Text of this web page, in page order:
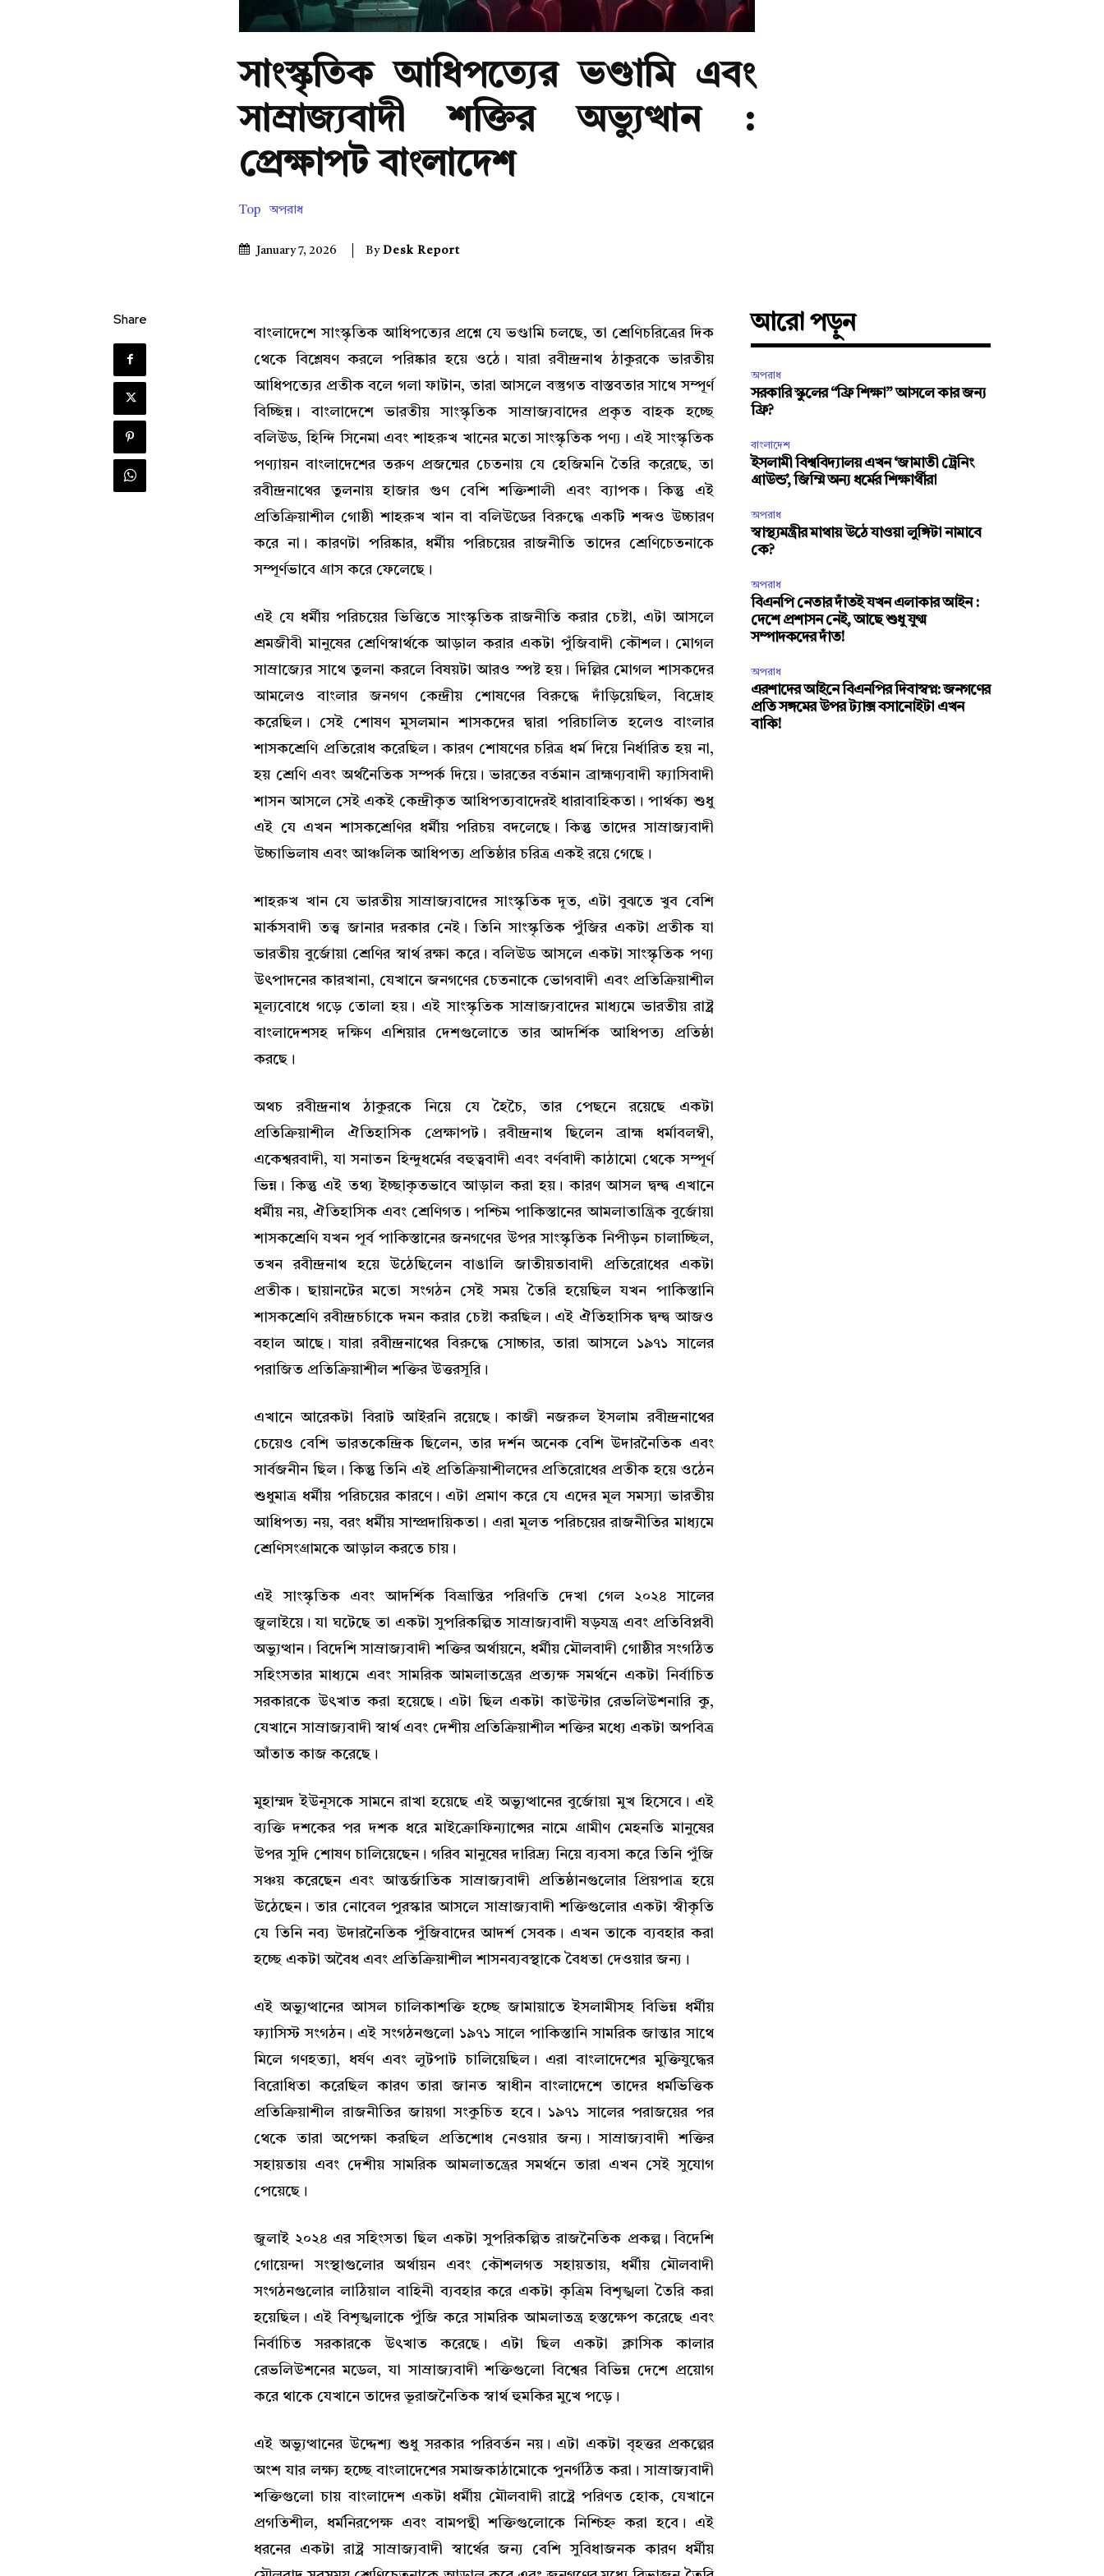
সাংস্কৃতিক আধিপত্যের ভণ্ডামি এবং
সাম্রাজ্যবাদী শক্তির অভ্যুত্থান :
প্রেক্ষাপট বাংলাদেশ
Top অপরাধ
January 7, 2026 By Desk Report
Share
বাংলাদেশে সাংস্কৃতিক আধিপত্যের প্রশ্নে যে ভণ্ডামি চলছে, তা শ্রেণিচরিত্রের দিক
থেকে বিশ্লেষণ করলে পরিষ্কার হয়ে ওঠে। যারা রবীন্দ্রনাথ ঠাকুরকে ভারতীয়
আধিপত্যের প্রতীক বলে গলা ফাটান, তারা আসলে বস্তুগত বাস্তবতার সাথে সম্পূর্ণ
বিচ্ছিন্ন। বাংলাদেশে ভারতীয় সাংস্কৃতিক সাম্রাজ্যবাদের প্রকৃত বাহক হচ্ছে
বলিউড, হিন্দি সিনেমা এবং শাহরুখ খানের মতো সাংস্কৃতিক পণ্য। এই সাংস্কৃতিক
পণ্যায়ন বাংলাদেশের তরুণ প্রজন্মের চেতনায় যে হেজিমনি তৈরি করেছে, তা
রবীন্দ্রনাথের তুলনায় হাজার গুণ বেশি শক্তিশালী এবং ব্যাপক। কিন্তু এই
প্রতিক্রিয়াশীল গোষ্ঠী শাহরুখ খান বা বলিউডের বিরুদ্ধে একটি শব্দও উচ্চারণ
করে না। কারণটা পরিষ্কার, ধর্মীয় পরিচয়ের রাজনীতি তাদের শ্রেণিচেতনাকে
সম্পূর্ণভাবে গ্রাস করে ফেলেছে।
এই যে ধর্মীয় পরিচয়ের ভিত্তিতে সাংস্কৃতিক রাজনীতি করার চেষ্টা, এটা আসলে
শ্রমজীবী মানুষের শ্রেণিস্বার্থকে আড়াল করার একটা পুঁজিবাদী কৌশল। মোগল
সাম্রাজ্যের সাথে তুলনা করলে বিষয়টা আরও স্পষ্ট হয়। দিল্লির মোগল শাসকদের
আমলেও বাংলার জনগণ কেন্দ্রীয় শোষণের বিরুদ্ধে দাঁড়িয়েছিল, বিদ্রোহ
করেছিল। সেই শোষণ মুসলমান শাসকদের দ্বারা পরিচালিত হলেও বাংলার
শাসকশ্রেণি প্রতিরোধ করেছিল। কারণ শোষণের চরিত্র ধর্ম দিয়ে নির্ধারিত হয় না,
হয় শ্রেণি এবং অর্থনৈতিক সম্পর্ক দিয়ে। ভারতের বর্তমান ব্রাহ্মণ্যবাদী ফ্যাসিবাদী
শাসন আসলে সেই একই কেন্দ্রীকৃত আধিপত্যবাদেরই ধারাবাহিকতা। পার্থক্য শুধু
এই যে এখন শাসকশ্রেণির ধর্মীয় পরিচয় বদলেছে। কিন্তু তাদের সাম্রাজ্যবাদী
উচ্চাভিলাষ এবং আঞ্চলিক আধিপত্য প্রতিষ্ঠার চরিত্র একই রয়ে গেছে।
শাহরুখ খান যে ভারতীয় সাম্রাজ্যবাদের সাংস্কৃতিক দূত, এটা বুঝতে খুব বেশি
মার্কসবাদী তত্ত্ব জানার দরকার নেই। তিনি সাংস্কৃতিক পুঁজির একটা প্রতীক যা
ভারতীয় বুর্জোয়া শ্রেণির স্বার্থ রক্ষা করে। বলিউড আসলে একটা সাংস্কৃতিক পণ্য
উৎপাদনের কারখানা, যেখানে জনগণের চেতনাকে ভোগবাদী এবং প্রতিক্রিয়াশীল
মূল্যবোধে গড়ে তোলা হয়। এই সাংস্কৃতিক সাম্রাজ্যবাদের মাধ্যমে ভারতীয় রাষ্ট্র
বাংলাদেশসহ দক্ষিণ এশিয়ার দেশগুলোতে তার আদর্শিক আধিপত্য প্রতিষ্ঠা
করছে।
অথচ রবীন্দ্রনাথ ঠাকুরকে নিয়ে যে হৈচৈ, তার পেছনে রয়েছে একটা
প্রতিক্রিয়াশীল ঐতিহাসিক প্রেক্ষাপট। রবীন্দ্রনাথ ছিলেন ব্রাহ্ম ধর্মাবলম্বী,
একেশ্বরবাদী, যা সনাতন হিন্দুধর্মের বহুত্ববাদী এবং বর্ণবাদী কাঠামো থেকে সম্পূর্ণ
ভিন্ন। কিন্তু এই তথ্য ইচ্ছাকৃতভাবে আড়াল করা হয়। কারণ আসল দ্বন্দ্ব এখানে
ধর্মীয় নয়, ঐতিহাসিক এবং শ্রেণিগত। পশ্চিম পাকিস্তানের আমলাতান্ত্রিক বুর্জোয়া
শাসকশ্রেণি যখন পূর্ব পাকিস্তানের জনগণের উপর সাংস্কৃতিক নিপীড়ন চালাচ্ছিল,
তখন রবীন্দ্রনাথ হয়ে উঠেছিলেন বাঙালি জাতীয়তাবাদী প্রতিরোধের একটা
প্রতীক। ছায়ানটের মতো সংগঠন সেই সময় তৈরি হয়েছিল যখন পাকিস্তানি
শাসকশ্রেণি রবীন্দ্রচর্চাকে দমন করার চেষ্টা করছিল। এই ঐতিহাসিক দ্বন্দ্ব আজও
বহাল আছে। যারা রবীন্দ্রনাথের বিরুদ্ধে সোচ্চার, তারা আসলে ১৯৭১ সালের
পরাজিত প্রতিক্রিয়াশীল শক্তির উত্তরসূরি।
এখানে আরেকটা বিরাট আইরনি রয়েছে। কাজী নজরুল ইসলাম রবীন্দ্রনাথের
চেয়েও বেশি ভারতকেন্দ্রিক ছিলেন, তার দর্শন অনেক বেশি উদারনৈতিক এবং
সার্বজনীন ছিল। কিন্তু তিনি এই প্রতিক্রিয়াশীলদের প্রতিরোধের প্রতীক হয়ে ওঠেন
শুধুমাত্র ধর্মীয় পরিচয়ের কারণে। এটা প্রমাণ করে যে এদের মূল সমস্যা ভারতীয়
আধিপত্য নয়, বরং ধর্মীয় সাম্প্রদায়িকতা। এরা মূলত পরিচয়ের রাজনীতির মাধ্যমে
শ্রেণিসংগ্রামকে আড়াল করতে চায়।
এই সাংস্কৃতিক এবং আদর্শিক বিভ্রান্তির পরিণতি দেখা গেল ২০২৪ সালের
জুলাইয়ে। যা ঘটেছে তা একটা সুপরিকল্পিত সাম্রাজ্যবাদী ষড়যন্ত্র এবং প্রতিবিপ্লবী
অভ্যুত্থান। বিদেশি সাম্রাজ্যবাদী শক্তির অর্থায়নে, ধর্মীয় মৌলবাদী গোষ্ঠীর সংগঠিত
সহিংসতার মাধ্যমে এবং সামরিক আমলাতন্ত্রের প্রত্যক্ষ সমর্থনে একটা নির্বাচিত
সরকারকে উৎখাত করা হয়েছে। এটা ছিল একটা কাউন্টার রেভলিউশনারি কু,
যেখানে সাম্রাজ্যবাদী স্বার্থ এবং দেশীয় প্রতিক্রিয়াশীল শক্তির মধ্যে একটা অপবিত্র
আঁতাত কাজ করেছে।
মুহাম্মদ ইউনূসকে সামনে রাখা হয়েছে এই অভ্যুত্থানের বুর্জোয়া মুখ হিসেবে। এই
ব্যক্তি দশকের পর দশক ধরে মাইক্রোফিন্যান্সের নামে গ্রামীণ মেহনতি মানুষের
উপর সুদি শোষণ চালিয়েছেন। গরিব মানুষের দারিদ্র্য নিয়ে ব্যবসা করে তিনি পুঁজি
সঞ্চয় করেছেন এবং আন্তর্জাতিক সাম্রাজ্যবাদী প্রতিষ্ঠানগুলোর প্রিয়পাত্র হয়ে
উঠেছেন। তার নোবেল পুরস্কার আসলে সাম্রাজ্যবাদী শক্তিগুলোর একটা স্বীকৃতি
যে তিনি নব্য উদারনৈতিক পুঁজিবাদের আদর্শ সেবক। এখন তাকে ব্যবহার করা
হচ্ছে একটা অবৈধ এবং প্রতিক্রিয়াশীল শাসনব্যবস্থাকে বৈধতা দেওয়ার জন্য।
এই অভ্যুত্থানের আসল চালিকাশক্তি হচ্ছে জামায়াতে ইসলামীসহ বিভিন্ন ধর্মীয়
ফ্যাসিস্ট সংগঠন। এই সংগঠনগুলো ১৯৭১ সালে পাকিস্তানি সামরিক জান্তার সাথে
মিলে গণহত্যা, ধর্ষণ এবং লুটপাট চালিয়েছিল। এরা বাংলাদেশের মুক্তিযুদ্ধের
বিরোধিতা করেছিল কারণ তারা জানত স্বাধীন বাংলাদেশে তাদের ধর্মভিত্তিক
প্রতিক্রিয়াশীল রাজনীতির জায়গা সংকুচিত হবে। ১৯৭১ সালের পরাজয়ের পর
থেকে তারা অপেক্ষা করছিল প্রতিশোধ নেওয়ার জন্য। সাম্রাজ্যবাদী শক্তির
সহায়তায় এবং দেশীয় সামরিক আমলাতন্ত্রের সমর্থনে তারা এখন সেই সুযোগ
পেয়েছে।
জুলাই ২০২৪ এর সহিংসতা ছিল একটা সুপরিকল্পিত রাজনৈতিক প্রকল্প। বিদেশি
গোয়েন্দা সংস্থাগুলোর অর্থায়ন এবং কৌশলগত সহায়তায়, ধর্মীয় মৌলবাদী
সংগঠনগুলোর লাঠিয়াল বাহিনী ব্যবহার করে একটা কৃত্রিম বিশৃঙ্খলা তৈরি করা
হয়েছিল। এই বিশৃঙ্খলাকে পুঁজি করে সামরিক আমলাতন্ত্র হস্তক্ষেপ করেছে এবং
নির্বাচিত সরকারকে উৎখাত করেছে। এটা ছিল একটা ক্লাসিক কালার
রেভলিউশনের মডেল, যা সাম্রাজ্যবাদী শক্তিগুলো বিশ্বের বিভিন্ন দেশে প্রয়োগ
করে থাকে যেখানে তাদের ভূরাজনৈতিক স্বার্থ হুমকির মুখে পড়ে।
এই অভ্যুত্থানের উদ্দেশ্য শুধু সরকার পরিবর্তন নয়। এটা একটা বৃহত্তর প্রকল্পের
অংশ যার লক্ষ্য হচ্ছে বাংলাদেশের সমাজকাঠামোকে পুনর্গঠিত করা। সাম্রাজ্যবাদী
শক্তিগুলো চায় বাংলাদেশ একটা ধর্মীয় মৌলবাদী রাষ্ট্রে পরিণত হোক, যেখানে
প্রগতিশীল, ধর্মনিরপেক্ষ এবং বামপন্থী শক্তিগুলোকে নিশ্চিহ্ন করা হবে। এই
ধরনের একটা রাষ্ট্র সাম্রাজ্যবাদী স্বার্থের জন্য বেশি সুবিধাজনক কারণ ধর্মীয়
আরো পড়ুন
অপরাধ
সরকারি স্কুলের “ফ্রি শিক্ষা” আসলে কার জন্য
ফ্রি?
বাংলাদেশ
ইসলামী বিশ্ববিদ্যালয় এখন ‘জামাতী ট্রেনিং
গ্রাউন্ড’, জিম্মি অন্য ধর্মের শিক্ষার্থীরা
অপরাধ
স্বাস্থ্যমন্ত্রীর মাথায় উঠে যাওয়া লুঙ্গিটা নামাবে
কে?
অপরাধ
বিএনপি নেতার দাঁতই যখন এলাকার আইন :
দেশে প্রশাসন নেই, আছে শুধু যুগ্ম
সম্পাদকদের দাঁত!
অপরাধ
এরশাদের আইনে বিএনপির দিবাস্বপ্ন: জনগণের
প্রতি সঙ্গমের উপর ট্যাক্স বসানোইটা এখন
বাকি!